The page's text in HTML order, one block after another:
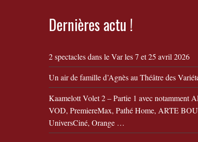
Dernières actu !
2 spectacles dans le Var les 7 et 25 avril 2026
Un air de famille d’Agnès au Théâtre des
Kaamelott Volet 2 – Partie 1 avec notamment
VOD, PremiereMax, Pathé Home, ARTE
UniversCiné, Orange …